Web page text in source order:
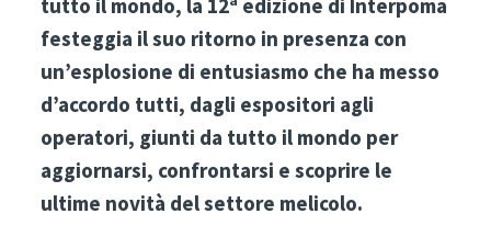
festeggia il suo ritorno in presenza con
un’esplosione di entusiasmo che ha messo
d’accordo tutti, dagli espositori agli
operatori, giunti da tutto il mondo per
aggiornarsi, confrontarsi e scoprire le
ultime novità del settore melicolo.